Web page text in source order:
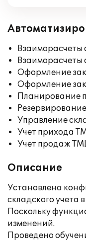
Взаиморасчеты
Взаиморасчеты
Оформление
Оформление
Планирование
Управление
Учет прихода
Учет продаж
Описание
Установлена
складского
Поскольку
изменений.
Проведено